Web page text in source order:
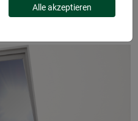
Alle akzeptieren